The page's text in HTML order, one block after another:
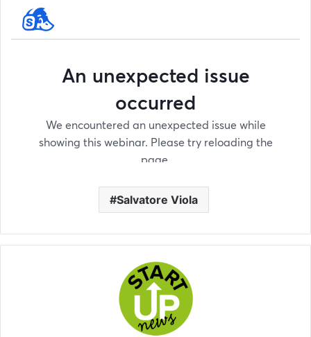
Salvatore Viola